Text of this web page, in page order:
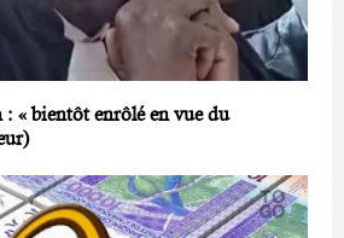
« bientôt enrôlé en vue du